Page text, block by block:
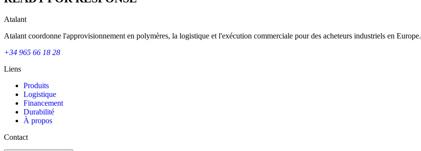
Atalant
Atalant coordonne l'approvisionnement en polymères, la logistique et l'exécution commerciale pour des acheteurs industriels en Europe.
+34 965 66 18 28
Liens
Produits
Logistique
Financement
Durabilité
À propos
Contact